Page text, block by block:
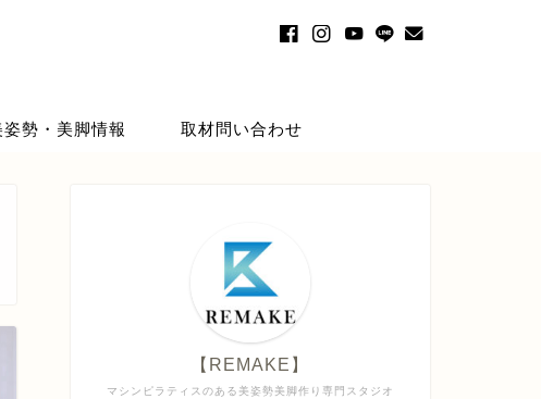
姿勢・美脚情報 取材問い合わせ
マシンピラティスのある美姿勢美脚作り専門スタジオ
【REMAKE】